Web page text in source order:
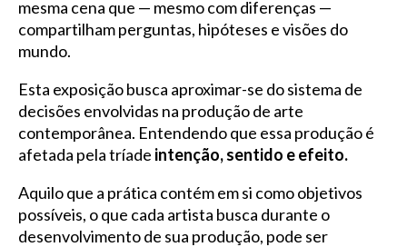
mesma cena que — mesmo com diferenças —
compartilham perguntas, hipóteses e visões do
mundo.
Esta exposição busca aproximar-se do sistema de
decisões envolvidas na produção de arte
contemporânea. Entendendo que essa produção é
afetada pela tríade intenção, sentido e efeito.
Aquilo que a prática contém em si como objetivos
possíveis, o que cada artista busca durante o
desenvolvimento de sua produção, pode ser